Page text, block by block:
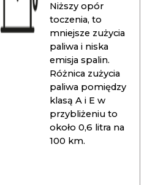
Niższy opór
toczenia, to
mniejsze zużycia
paliwa i niska
emisja spalin.
Różnica zużycia
paliwa pomiędzy
klasą A i E w
przybliżeniu to
około 0,6 litra na
100 km.